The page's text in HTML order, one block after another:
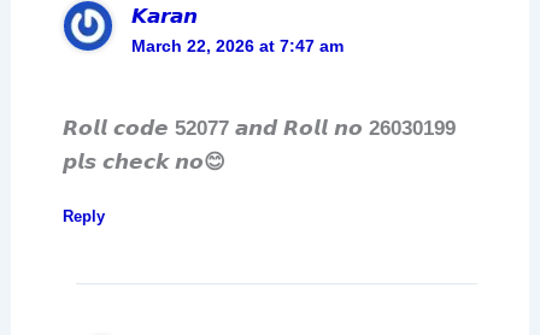
𝙆𝙖𝙧𝙖𝙣
March 22, 2026 at 7:47 am
𝙍𝙤𝙡𝙡 𝙘𝙤𝙙𝙚 52077 𝙖𝙣𝙙 𝙍𝙤𝙡𝙡 𝙣𝙤 26030199
𝙥𝙡𝙨 𝙘𝙝𝙚𝙘𝙠 𝙣𝙤😊
Reply